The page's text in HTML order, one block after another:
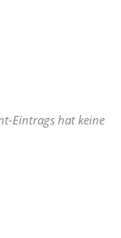
Eintrags hat keine